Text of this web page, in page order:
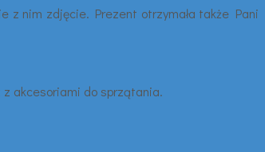
z nim zdjęcie. Prezent otrzymała także Pani
z akcesoriami do sprzątania.